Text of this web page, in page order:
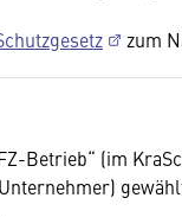
zum
Betrieb“ (im